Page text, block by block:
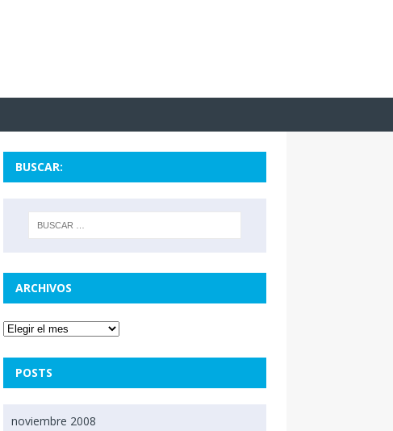
BUSCAR:
ARCHIVOS
POSTS
noviembre 2008